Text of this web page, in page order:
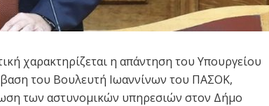
χαρακτηρίζεται η απάντηση του Υπουργείου
του Βουλευτή Ιωαννίνων του ΠΑΣΟΚ,
των αστυνομικών υπηρεσιών στον Δήμο